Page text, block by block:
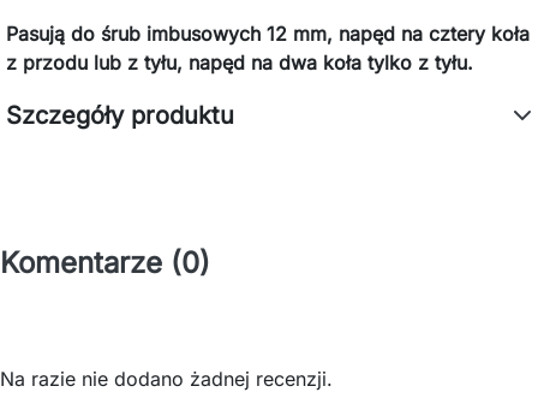
Pasują do śrub imbusowych 12 mm, napęd na cztery koła
z przodu lub z tyłu, napęd na dwa koła tylko z tyłu.
Szczegóły produktu
Komentarze (0)
Na razie nie dodano żadnej recenzji.